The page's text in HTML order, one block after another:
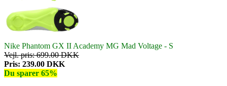
Nike Phantom GX II Academy MG Mad Voltage - S
Vejl. pris: 699.00 DKK
Pris: 239.00 DKK
Du sparer 65%